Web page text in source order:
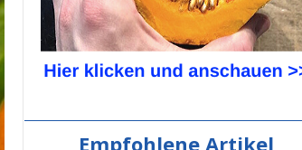
Empfohlene Artikel